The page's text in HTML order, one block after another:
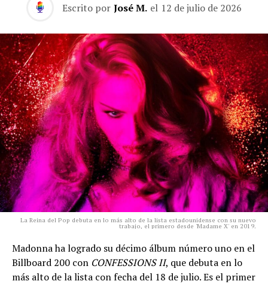
Escrito por José M. el 12 de julio de 2026
La Reina del Pop debuta en lo más alto de la lista estadounidense con su nuevo
trabajo, el primero desde 'Madame X' en 2019.
Madonna ha logrado su décimo álbum número uno en el
Billboard 200 con CONFESSIONS II, que debuta en lo
más alto de la lista con fecha del 18 de julio. Es el primer